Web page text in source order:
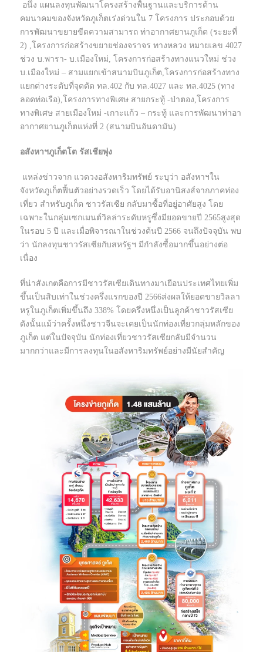
อนึ่ง แผนลงทุนพัฒนาโครงสร้างพื้นฐานและบริการด้าน
คมนาคมของจังหวัดภูเก็ตเร่งด่วนใน 7 โครงการ ประกอบด้วย
การพัฒนาขยายขีดความสามารถ ท่าอากาศยานภูเก็ต (ระยะที่
2) ,โครงการก่อสร้างขยายช่องจราจร ทางหลวง หมายเลข 4027
ช่วง บ.พารา- บ.เมืองใหม่, โครงการก่อสร้างทางแนวใหม่ ช่วง
บ.เมืองใหม่ – สามแยกเข้าสนามบินภูเก็ต,โครงการก่อสร้างทาง
แยกต่างระดับที่จุดตัด ทล.402 กับ ทล.4027 และ ทล.4025 (ทาง
ลอดท่อเรือ),โครงการทางพิเศษ สายกระทู้ -ป่าตอง,โครงการ
ทางพิเศษ สายเมืองใหม่ -เกาะแก้ว – กระทู้ และการพัฒนาท่าอา
อากาศยานภูเก็ตแห่งที่ 2 (สนามบินอันดามัน)
อสังหาฯภูเก็ตโต รัสเชียพุ่ง
แหล่งข่าวจาก แวดวงอสังหาริมทรัพย์ ระบุว่า อสังหาฯใน
จังหวัดภูเก็ตฟื้นตัวอย่างรวดเร็ว โดยได้รับอานิสงส์จากภาคท่อง
เที่ยว สำหรับภูเก็ต ชาวรัสเซีย กลับมาซื้อที่อยู่อาศัยสูง โดย
เฉพาะในกลุ่มเซกเมนต์วิลล่าระดับหรูซึ่งมียอดขายปี 2565สูงสุด
ในรอบ 5 ปี และเมื่อพิจารณาในช่วงต้นปี 2566 จนถึงปัจจุบัน พบ
ว่า นักลงทุนชาวรัสเซียกับสหรัฐฯ มีกำลังซื้อมากขึ้นอย่างต่อ
เนื่อง
ที่น่าสังเกตคือการมีชาวรัสเซียเดินทางมาเยือนประเทศไทยเพิ่ม
ขึ้นเป็นสิบเท่าในช่วงครึ่งแรกของปี 2566ส่งผลให้ยอดขายวิลลา
หรูในภูเก็ตเพิ่มขึ้นถึง 338% โดยครึ่งหนึ่งเป็นลูกค้าชาวรัสเซีย
ดังนั้นแม้ว่าครั้งหนึ่งชาวจีนจะเคยเป็นนักท่องเที่ยวกลุ่มหลักของ
ภูเก็ต แต่ในปัจจุบัน นักท่องเที่ยวชาวรัสเซียกลับมีจำนวน
มากกว่าและมีการลงทุนในอสังหาริมทรัพย์อย่างมีนัยสำคัญ